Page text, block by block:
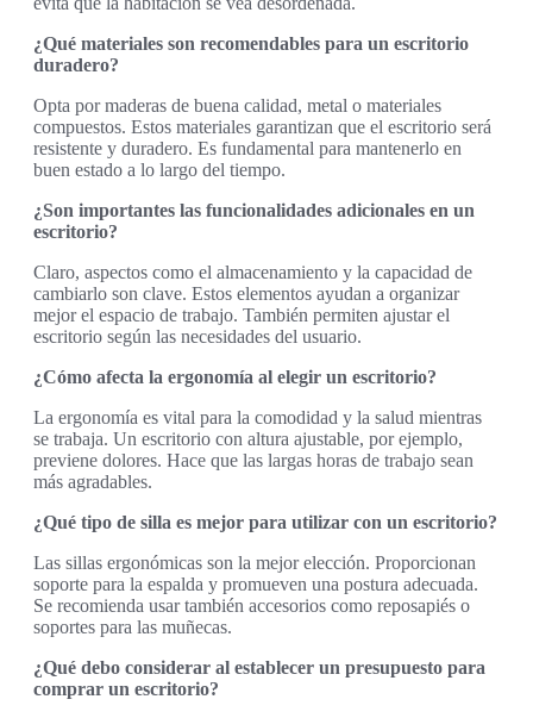
¿Qué materiales son recomendables para un escritorio
duradero?
Opta por maderas de buena calidad, metal o materiales
compuestos. Estos materiales garantizan que el escritorio será
resistente y duradero. Es fundamental para mantenerlo en
buen estado a lo largo del tiempo.
¿Son importantes las funcionalidades adicionales en un
escritorio?
Claro, aspectos como el almacenamiento y la capacidad de
cambiarlo son clave. Estos elementos ayudan a organizar
mejor el espacio de trabajo. También permiten ajustar el
escritorio según las necesidades del usuario.
¿Cómo afecta la ergonomía al elegir un escritorio?
La ergonomía es vital para la comodidad y la salud mientras
se trabaja. Un escritorio con altura ajustable, por ejemplo,
previene dolores. Hace que las largas horas de trabajo sean
más agradables.
¿Qué tipo de silla es mejor para utilizar con un escritorio?
Las sillas ergonómicas son la mejor elección. Proporcionan
soporte para la espalda y promueven una postura adecuada.
Se recomienda usar también accesorios como reposapiés o
soportes para las muñecas.
¿Qué debo considerar al establecer un presupuesto para
comprar un escritorio?